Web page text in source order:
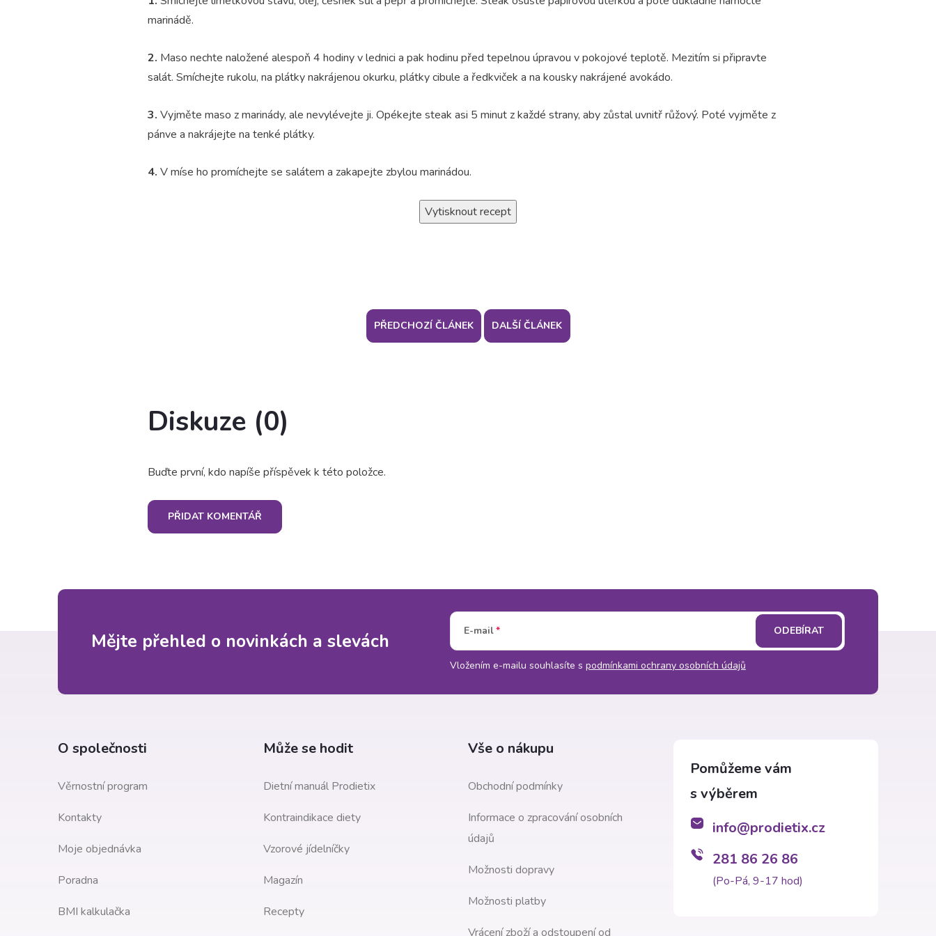
marinádě.
2. Maso nechte naložené alespoň 4 hodiny v lednici a pak hodinu před tepelnou úpravou v pokojové teplotě. Mezitím si připravte
salát. Smíchejte rukolu, na plátky nakrájenou okurku, plátky cibule a ředkviček a na kousky nakrájené avokádo.
3. Vyjměte maso z marinády, ale nevylévejte ji. Opékejte steak asi 5 minut z každé strany, aby zůstal uvnitř růžový. Poté vyjměte z
pánve a nakrájejte na tenké plátky.
4. V míse ho promíchejte se salátem a zakapejte zbylou marinádou.
Vytisknout recept
PŘEDCHOZÍ ČLÁNEK DALŠÍ ČLÁNEK
Diskuze (0)
Buďte první, kdo napíše příspěvek k této položce.
PŘIDAT KOMENTÁŘ
Mějte přehled o novinkách a slevách E-mail
Vložením e-mailu souhlasíte s podmínkami ochrany osobních údajů
ODEBÍRAT
O společnosti
Věrnostní program
Kontakty
Moje objednávka
Poradna
BMI kalkulačka
Může se hodit
Dietní manuál Prodietix
Kontraindikace diety
Vzorové jídelníčky
Magazín
Recepty
Vše o nákupu
Obchodní podmínky
Informace o zpracování osobních
údajů
Možnosti dopravy
Možnosti platby
Vrácení zboží a odstoupení od
info@prodietix.cz
281 86 26 86
(Po-Pá, 9-17 hod)